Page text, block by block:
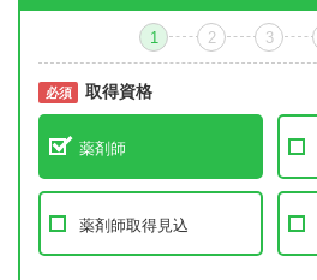
1 2 3
必須 取得資格
薬剤師
薬剤師取得見込